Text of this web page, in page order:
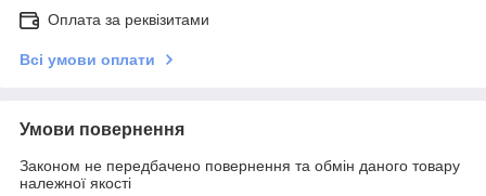
Оплата за реквізитами
Всі умови оплати
Умови повернення
Законом не передбачено повернення та обмін даного товару
належної якості